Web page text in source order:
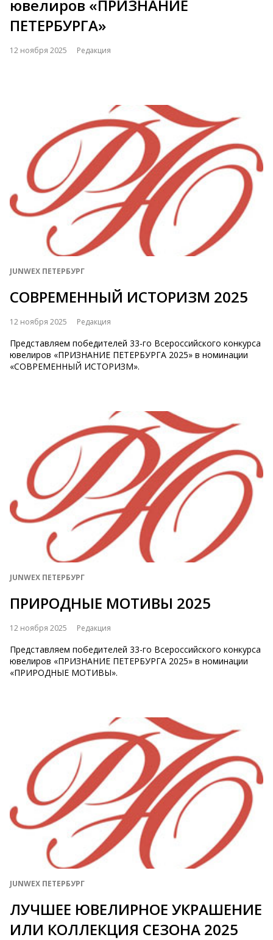
ювелиров «ПРИЗНАНИЕ
ПЕТЕРБУРГА»
12 ноября 2025 Редакция
JUNWEX ПЕТЕРБУРГ
СОВРЕМЕННЫЙ ИСТОРИЗМ 2025
12 ноября 2025 Редакция
Представляем победителей 33-го Всероссийского конкурса
ювелиров «ПРИЗНАНИЕ ПЕТЕРБУРГА 2025» в номинации
«СОВРЕМЕННЫЙ ИСТОРИЗМ».
JUNWEX ПЕТЕРБУРГ
ПРИРОДНЫЕ МОТИВЫ 2025
12 ноября 2025 Редакция
Представляем победителей 33-го Всероссийского конкурса
ювелиров «ПРИЗНАНИЕ ПЕТЕРБУРГА 2025» в номинации
«ПРИРОДНЫЕ МОТИВЫ».
JUNWEX ПЕТЕРБУРГ
ЛУЧШЕЕ ЮВЕЛИРНОЕ УКРАШЕНИЕ
ИЛИ КОЛЛЕКЦИЯ СЕЗОНА 2025